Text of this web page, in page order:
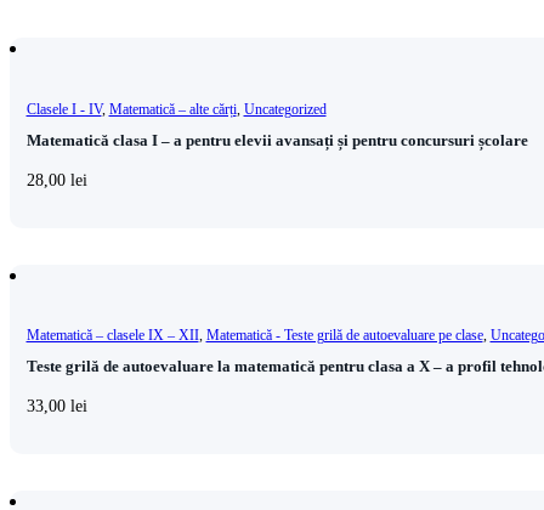
Clasele I - IV, Matematică – alte cărți, Uncategorized
Matematică clasa I – a pentru elevii avansați și pentru concursuri școlare
28,00 lei
Matematică – clasele IX – XII, Matematică - Teste grilă de autoevaluare pe clase,
Teste grilă de autoevaluare la matematică pentru clasa a X – a profil
33,00 lei